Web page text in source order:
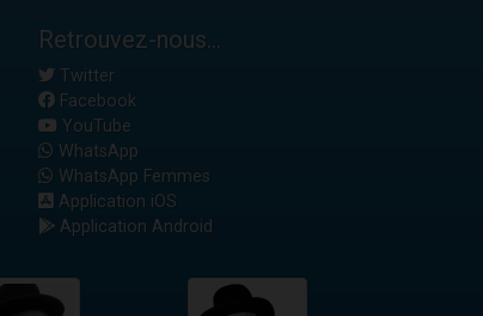
Retrouvez-nous...
Twitter
Facebook
YouTube
WhatsApp
WhatsApp Femmes
Application iOS
Application Android